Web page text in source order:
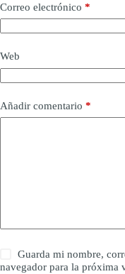
Correo electrónico *
Web
Añadir comentario *
Guarda mi nombre,
navegador para la próxima